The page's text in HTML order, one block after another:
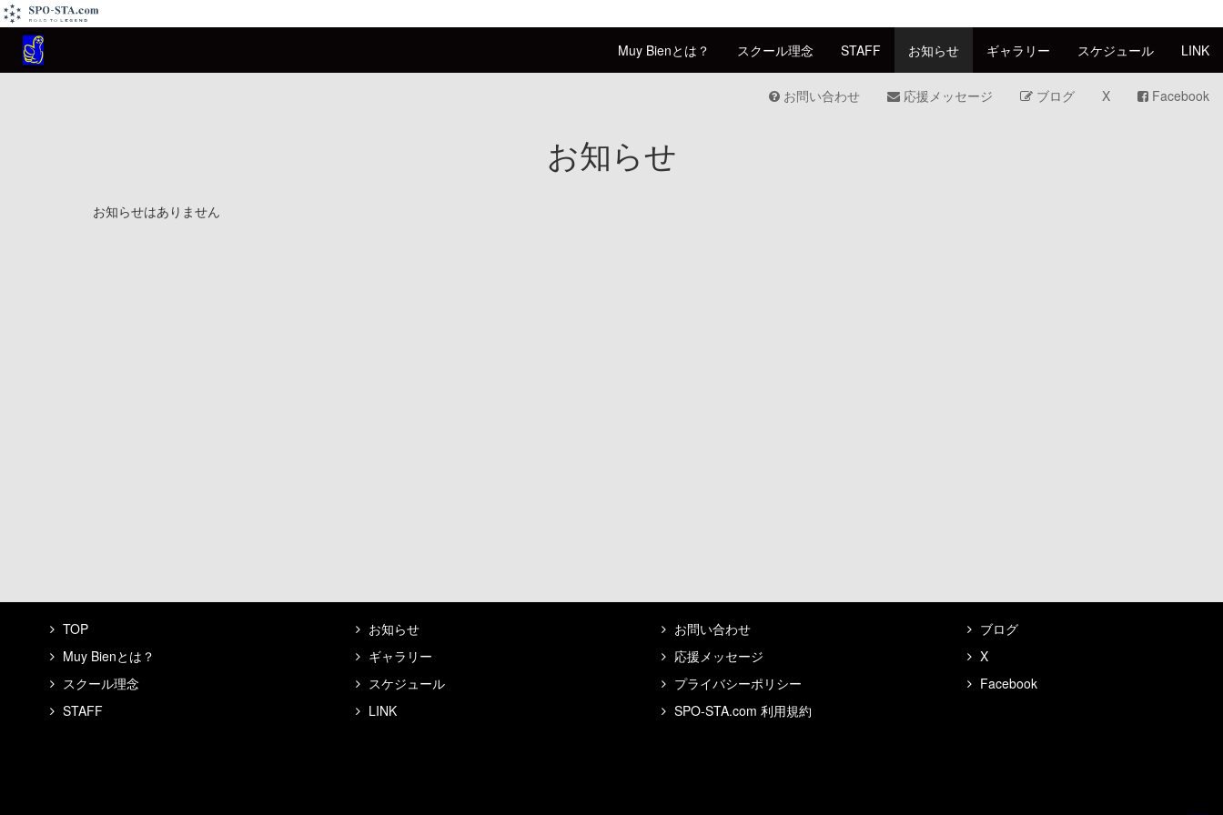
Muy Bienとは？ スクール理念 STAFF お知らせ ギャラリー スケジュール LINK
お問い合わせ 応援メッセージ ブログ X Facebook
お知らせ
お知らせはありません
TOP
Muy Bienとは？
スクール理念
STAFF
お知らせ
ギャラリー
スケジュール
LINK
お問い合わせ
応援メッセージ
プライバシーポリシー
SPO-STA.com 利用規約
ブログ
X
Facebook